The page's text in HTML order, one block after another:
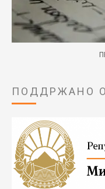
ПОДДРЖАНО